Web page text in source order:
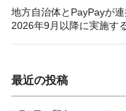
地方自治体とPayPayが
2026年9月以降に実施す
最近の投稿